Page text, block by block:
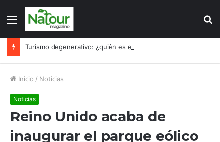
Menú
Inicio / Noticias
Noticias
Reino Unido acaba de
inaugurar el parque eólico